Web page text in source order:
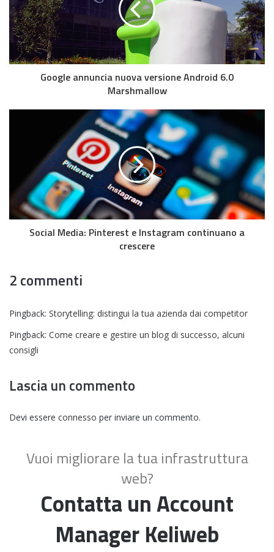
Google annuncia nuova versione Android 6.0
Marshmallow
Social Media: Pinterest e Instagram continuano a
crescere
2 commenti
Pingback: Storytelling: distingui la tua azienda dai competitor
Pingback: Come creare e gestire un blog di successo, alcuni
consigli
Lascia un commento
Devi essere connesso per inviare un commento.
Vuoi migliorare la tua infrastruttura
web?
Contatta un Account
Manager Keliweb